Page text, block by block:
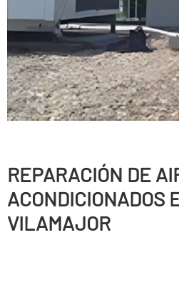
REPARACIÓN DE
ACONDICIONADOS
VILAMAJOR